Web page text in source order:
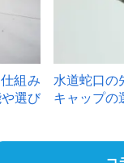
組み
選び
水道蛇口の
キャップの